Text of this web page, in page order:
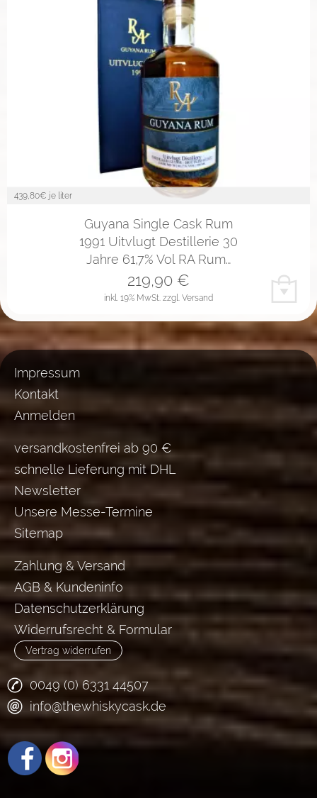
439,80€ je liter
Guyana Single Cask Rum
1991 Uitvlugt Destillerie 30
Jahre 61,7% Vol RA Rum…
inkl. 19% MwSt. zzgl. Versand
219,90 €
Impressum
Kontakt
Anmelden
versandkostenfrei ab 90 €
schnelle Lieferung mit DHL
Newsletter
Unsere Messe-Termine
Sitemap
Zahlung & Versand
AGB & Kundeninfo
Datenschutzerklärung
Widerrufsrecht & Formular
Vertrag widerrufen
0049 (0) 6331 44507
info@thewhiskycask.de